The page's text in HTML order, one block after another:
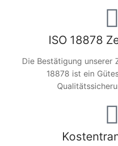
ISO 18878
Die Bestätigung unserer
18878 ist ein